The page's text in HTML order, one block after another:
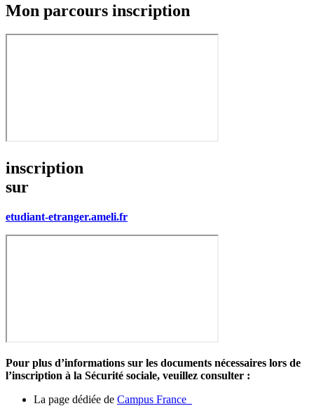
Mon parcours inscription
inscription
sur
etudiant-etranger.ameli.fr
Pour plus d’informations sur les documents nécessaires lors de
l’inscription à la Sécurité sociale, veuillez consulter :
La page dédiée de Campus France